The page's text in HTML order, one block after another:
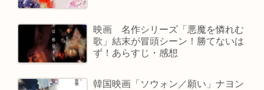
映画 名作シリーズ「悪魔を憐れむ
歌」結末が冒頭シーン！勝てないは
ず！あらすじ・感想
韓国映画「ソウォン／願い」ナヨン